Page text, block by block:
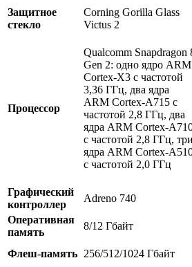
Защитное
стекло
Corning Gorilla Glass
Victus 2
Процессор
Qualcomm Snapdragon
Gen 2: одно ядро ARM
Cortex-X3 с частотой
3,36 ГГц, два ядра
ARM Cortex-A715 с
частотой 2,8 ГГц, два
ядра ARM Cortex-
с частотой 2,8 ГГц, три
ядра ARM Cortex-
с частотой 2,0 ГГц
Графический
контроллер
Adreno 740
Оперативная
память
8/12 Гбайт
Флеш-память 256/512/1024 Гбайт